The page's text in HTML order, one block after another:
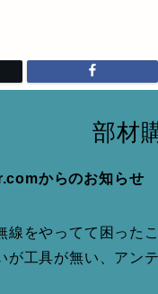
部材
からのお知らせ
線をやってて困った
が工具が無い、アン